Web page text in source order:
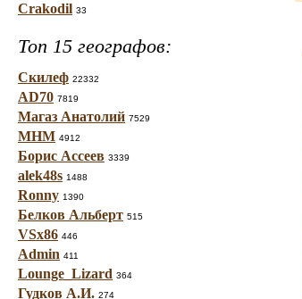
Crakodil 33
Топ 15 географов:
Скилеф 22332
AD70 7819
Магаз Анатолий 7529
МНМ 4912
Борис Ассеев 3339
alek48s 1488
Ronny 1390
Белков Альберт 515
VSx86 446
Admin 411
Lounge_Lizard 364
Гудков А.И. 274